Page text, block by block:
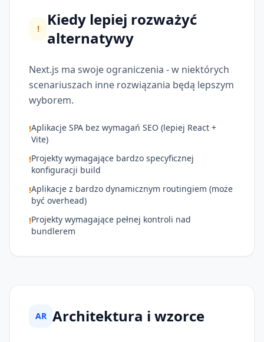
!
Kiedy lepiej rozważyć
alternatywy
Next.js ma swoje ograniczenia - w niektórych
scenariuszach inne rozwiązania będą lepszym
wyborem.
!Aplikacje SPA bez wymagań SEO (lepiej React +
Vite)
!Projekty wymagające bardzo specyficznej
konfiguracji build
!Aplikacje z bardzo dynamicznym routingiem (może
być overhead)
!Projekty wymagające pełnej kontroli nad
bundlerem
AR Architektura i wzorce